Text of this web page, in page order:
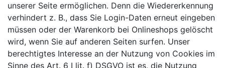
unserer Seite ermöglichen. Denn die Wiedererkennung
verhindert z. B., dass Sie Login-Daten erneut eingeben
müssen oder der Warenkorb bei Onlineshops gelöscht
wird, wenn Sie auf anderen Seiten surfen. Unser
berechtigtes Interesse an der Nutzung von Cookies im
Sinne des Art. 6 I lit. f) DSGVO ist es, die Nutzung